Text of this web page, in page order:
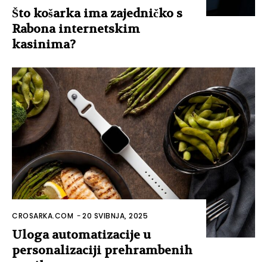
Što košarka ima zajedničko s
Rabona internetskim
kasinima?
CROSARKA.COM -20 SVIBNJA, 2025
Uloga automatizacije u
personalizaciji prehrambenih